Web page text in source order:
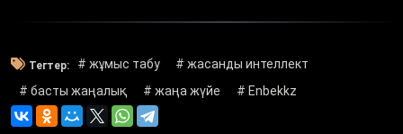
Тегтер: # жұмыс табу
# жасанды интеллект
# басты жаңалық
# жаңа жүйе # Enbekkz